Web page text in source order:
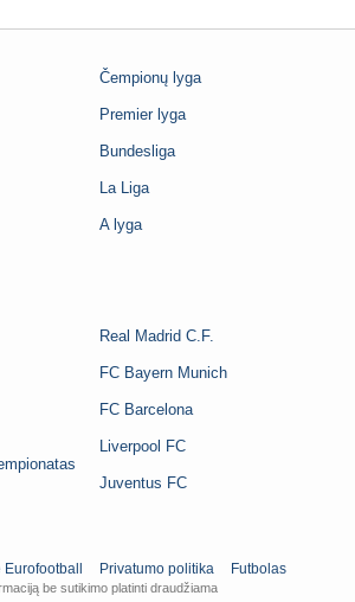
Čempionų lyga
Premier lyga
Bundesliga
La Liga
A lyga
Real Madrid C.F.
FC Bayern Munich
FC Barcelona
Liverpool FC
Juventus FC
Privatumo politika Futbolas
be sutikimo platinti draudžiama